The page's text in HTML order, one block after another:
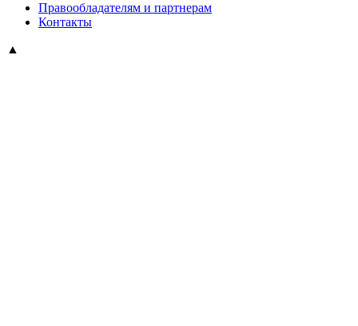
Правообладателям и партнерам
Контакты
▲